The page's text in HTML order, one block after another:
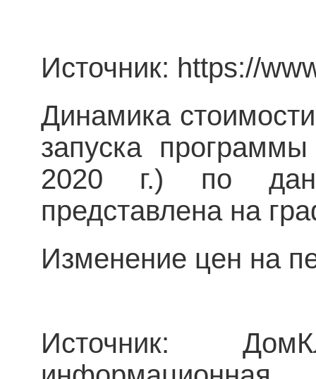
Источник: https://
Динамика
запуска
2020 г.) по
представлена на
Изменение цен на
Источник: